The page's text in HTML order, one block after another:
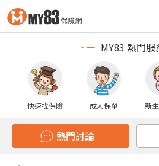
MY83 熱門服
快速找保險 成人保單 新
熱門討論